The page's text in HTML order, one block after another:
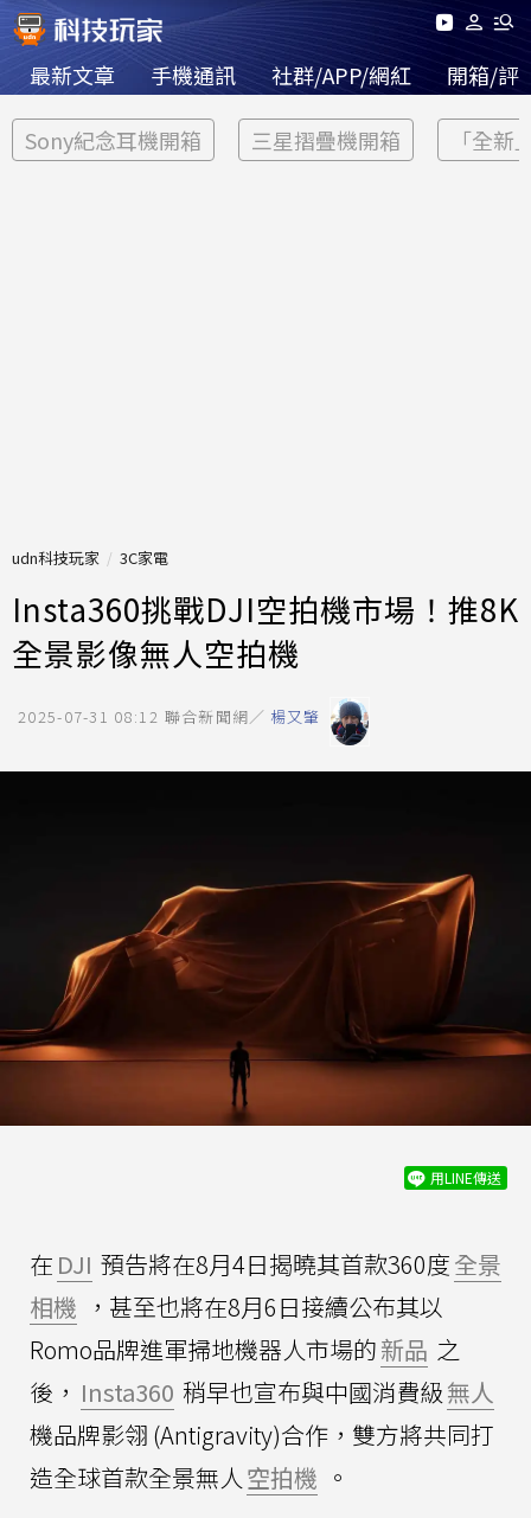
最新文章 手機通訊 社群/APP/網紅 開箱/評
Sony紀念耳機開箱 三星摺疊機開箱 「全新
udn科技玩家 3C家電
Insta360挑戰DJI空拍機市場！推8K
全景影像無人空拍機
2025-07-31 08:12 聯合新聞網／ 楊又肇
用LINE傳送
在 DJI 預告將在8月4日揭曉其首款360度全景
相機 ，甚至也將在8月6日接續公布其以
Romo品牌進軍掃地機器人市場的新品 之
後， Insta360 稍早也宣布與中國消費級無人
機品牌影翎 (Antigravity)合作，雙方將共同打
造全球首款全景無人 空拍機 。